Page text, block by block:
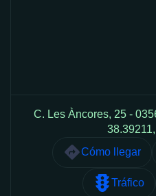
C. Les Àncores, 25 -
Cómo llegar
Tráfico